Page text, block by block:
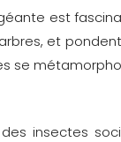
est
et
se
insectes